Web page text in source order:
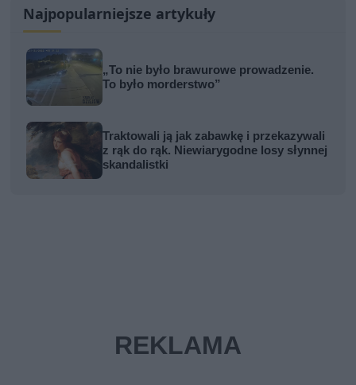
Najpopularniejsze artykuły
„To nie było brawurowe prowadzenie.
To było morderstwo”
Traktowali ją jak zabawkę i przekazywali
z rąk do rąk. Niewiarygodne losy słynnej
skandalistki